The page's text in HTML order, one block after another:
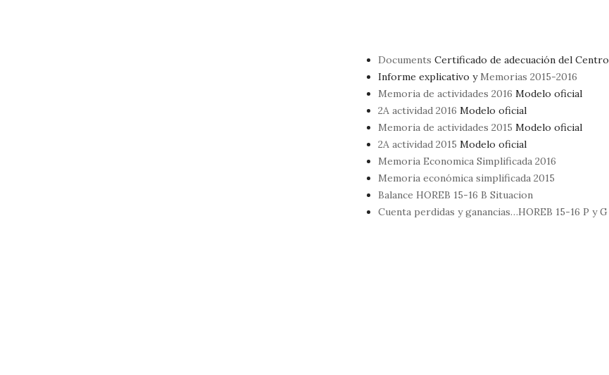
Documents Certificado de adecuación del Centro
Informe explicativo yMemorias 2015-2016
Memoria de actividades 2016 Modelo oficial
2A actividad 2016 Modelo oficial
Memoria de actividades 2015 Modelo oficial
2A actividad 2015 Modelo oficial
Memoria Economica Simplificada 2016
Memoria económica simplificada 2015
Balance HOREB 15-16 B Situacion
Cuenta perdidas y ganancias…HOREB 15-16 P y G